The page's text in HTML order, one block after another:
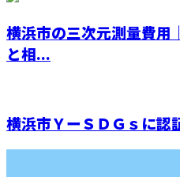
横浜市の三次元測量費用
と相...
横浜市ＹーＳＤＧｓに認